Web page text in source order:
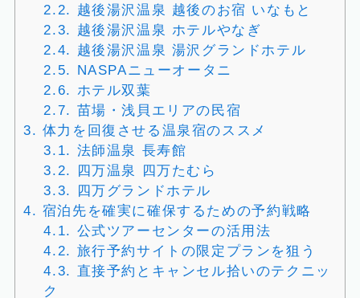
2.2. 越後湯沢温泉 越後のお宿 いなもと
2.3. 越後湯沢温泉 ホテルやなぎ
2.4. 越後湯沢温泉 湯沢グランドホテル
2.5. NASPAニューオータニ
2.6. ホテル双葉
2.7. 苗場・浅貝エリアの民宿
3. 体力を回復させる温泉宿のススメ
3.1. 法師温泉 長寿館
3.2.
四万温泉 四万たむら
3.3.
四万グランドホテル
4. 宿泊先を確実に確保するための予約戦略
4.1. 公式ツアーセンターの活用法
4.2. 旅行予約サイトの限定プランを狙う
4.3. 直接予約とキャンセル拾いのテクニッ
ク